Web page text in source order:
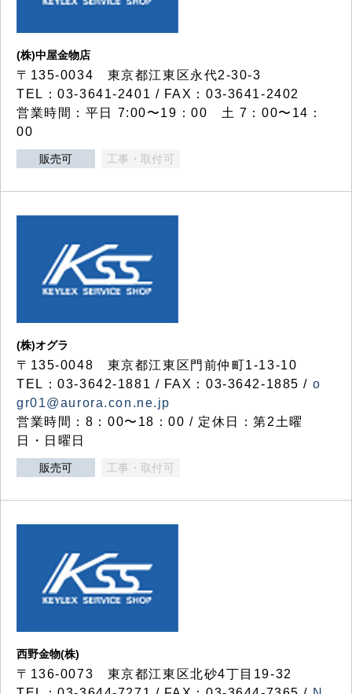
(株)中屋金物店
〒135-0034 東京都江東区永代2-30-3
TEL：03-3641-2401 / FAX：03-3641-2402
営業時間：平日 7:00〜19：00 土 7：00〜14：
00
販売可 工事・取付可
(株)オグラ
〒135-0048 東京都江東区門前仲町1-13-10
TEL：03-3642-1881 / FAX：03-3642-1885 / o
gr01@aurora.con.ne.jp
営業時間：8：00〜18：00 / 定休日：第2土曜
日・日曜日
販売可 工事・取付可
西野金物(株)
〒136-0073 東京都江東区北砂4丁目19-32